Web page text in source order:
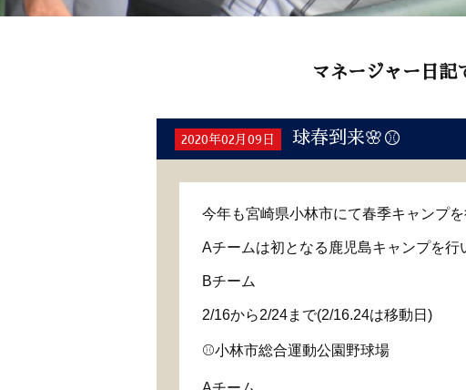
マネージャー日記
2020年02月09日 球春到来🌸⚾️
今年も宮崎県小林市にて春季キャンプ
Aチームは初となる鹿児島キャンプを行
Bチーム
2/16から2/24まで(2/16.24は移動日)
⚾️小林市総合運動公園野球場